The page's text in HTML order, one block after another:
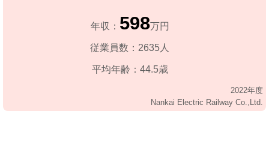
年収： 598万円
従業員数：2635人
平均年齢：44.5歳
2022年度
Nankai Electric Railway Co.,Ltd.